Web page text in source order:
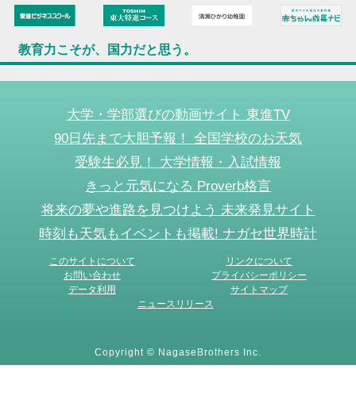
教育力こそが、国力だと思う。
大学・学部選びの動画サイト 東進TV
90日先まで大胆予報！ 全国学校のお天気
受験生必見！ 大学情報・入試情報
きっと元気になる Proverb格言
将来の夢や進路を見つけよう 未来発見サイト
時刻も天気もイベントも掲載! ナガセ世界時計
このサイトについて
リンクについて
お問い合わせ
プライバシーポリシー
データ利用
サイトマップ
ニュースリリース
Copyright © NagaseBrothers Inc.